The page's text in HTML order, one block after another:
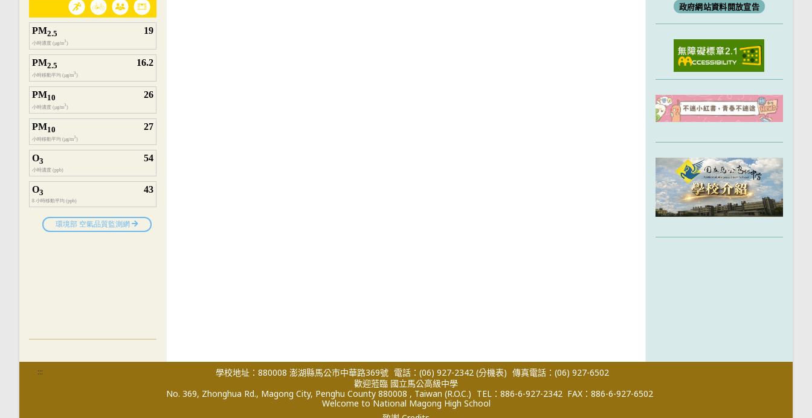
政府網站資料開放宣告
::: 學校地址：880008 澎湖縣馬公市中華路369號 電話：(06) 927-2342 (分機表) 傳真電話：(06) 927-6502
歡迎蒞臨 國立馬公高級中學
No. 369, Zhonghua Rd., Magong City, Penghu County 880008 , Taiwan (R.O.C.) TEL：886-6-927-2342 FAX：886-6-927-6502
Welcome to National Magong High School